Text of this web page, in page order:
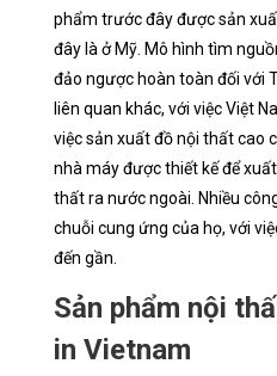
phẩm trước đây được sản
đây là ở Mỹ. Mô hình tìm
đảo ngược hoàn toàn đối với
liên quan khác, với việc Việt
việc sản xuất đồ nội thất cao
nhà máy được thiết kế để
thất ra nước ngoài. Nhiều
chuỗi cung ứng của họ, với
đến gần.
Sản phẩm nội
in Vietnam